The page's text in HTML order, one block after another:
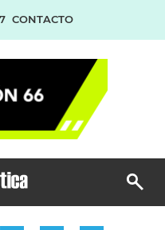
CONTACTO